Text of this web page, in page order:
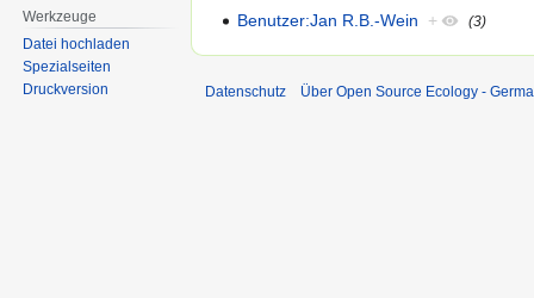
Benutzer:Jan R.B.-Wein + (3)
Werkzeuge
Datei hochladen
Spezialseiten
Druckversion
Datenschutz Über Open Source Ecology -